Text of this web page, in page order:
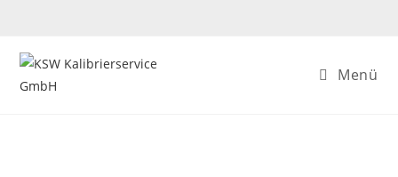
Menü